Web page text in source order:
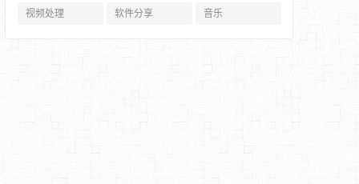
视频处理 软件分享 音乐